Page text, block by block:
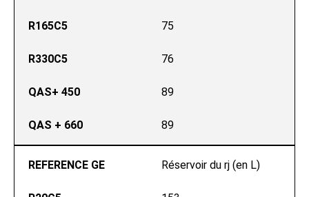
R165C5 75
R330C5 76
QAS+ 450 89
QAS + 660 89
REFERENCE GE Réservoir du rj (en L)